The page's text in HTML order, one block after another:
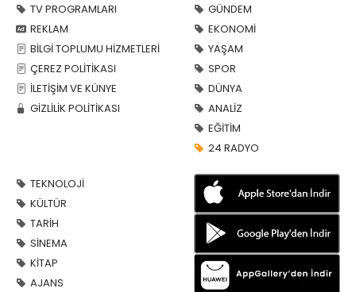
TV PROGRAMLARI
REKLAM
BİLGİ TOPLUMU HİZMETLERİ
ÇEREZ POLİTİKASI
İLETİŞİM VE KÜNYE
GİZLİLİK POLİTİKASI
GÜNDEM
EKONOMİ
YAŞAM
SPOR
DÜNYA
ANALİZ
EĞİTİM
24 RADYO
TEKNOLOJİ
KÜLTÜR
TARİH
SİNEMA
KİTAP
AJANS